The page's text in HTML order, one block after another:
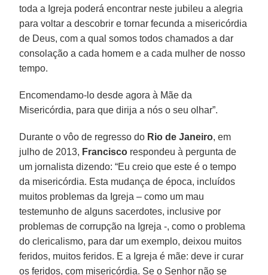
toda a Igreja poderá encontrar neste jubileu a alegria
para voltar a descobrir e tornar fecunda a misericórdia
de Deus, com a qual somos todos chamados a dar
consolação a cada homem e a cada mulher de nosso
tempo.
Encomendamo-lo desde agora à Mãe da
Misericórdia, para que dirija a nós o seu olhar”.
Durante o vôo de regresso do Rio de Janeiro, em
julho de 2013, Francisco respondeu à pergunta de
um jornalista dizendo: “Eu creio que este é o tempo
da misericórdia. Esta mudança de época, incluídos
muitos problemas da Igreja – como um mau
testemunho de alguns sacerdotes, inclusive por
problemas de corrupção na Igreja -, como o problema
do clericalismo, para dar um exemplo, deixou muitos
feridos, muitos feridos. E a Igreja é mãe: deve ir curar
os feridos, com misericórdia. Se o Senhor não se